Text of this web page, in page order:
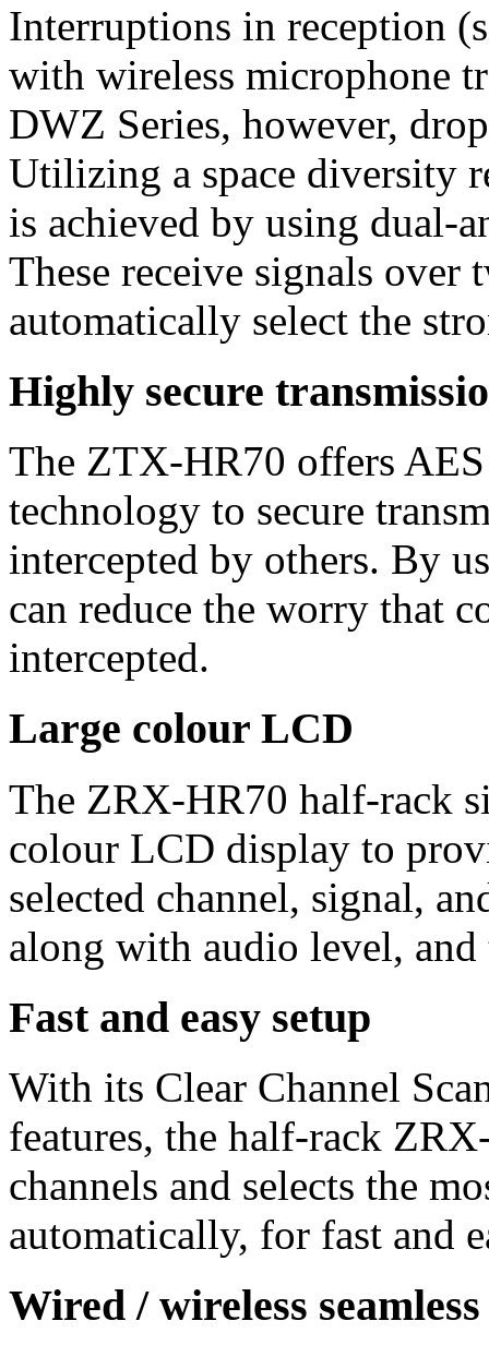
Interruptions in reception
with wireless microphone
DWZ Series, however,
Utilizing a space diversity
is achieved by using dual-
These receive signals over
automatically select the
Highly secure
The ZTX-HR70 offers
technology to secure
intercepted by others. By
can reduce the worry that
intercepted.
Large colour LCD
The ZRX-HR70 half-rack
colour LCD display to
selected channel, signal,
along with audio level,
Fast and easy setup
With its Clear Channel
features, the half-rack
channels and selects the
automatically, for fast and
Wired / wireless